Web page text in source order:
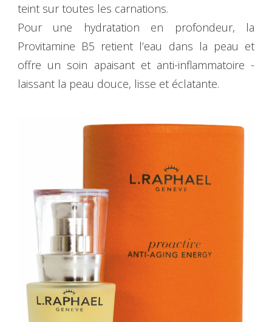
teint sur toutes les carnations.
Pour une hydratation en profondeur, la
Provitamine B5 retient l’eau dans la peau et
offre un soin apaisant et anti-inflammatoire -
laissant la peau douce, lisse et éclatante.